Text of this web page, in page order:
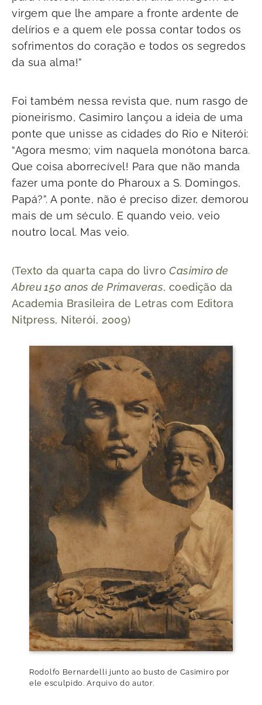
virgem que lhe ampare a fronte ardente de
delírios e a quem ele possa contar todos os
sofrimentos do coração e todos os segredos
da sua alma!”
Foi também nessa revista que, num rasgo de
pioneirismo, Casimiro lançou a ideia de uma
ponte que unisse as cidades do Rio e Niterói:
“Agora mesmo; vim naquela monótona barca.
Que coisa aborrecível! Para que não manda
fazer uma ponte do Pharoux a S. Domingos,
Papá?”. A ponte, não é preciso dizer, demorou
mais de um século. E quando veio, veio
noutro local. Mas veio.
(Texto da quarta capa do livroCasimiro de
Abreu 150 anos de Primaveras, coedição da
Academia Brasileira de Letras com Editora
Nitpress, Niterói, 2009)
Rodolfo Bernardelli junto ao busto de Casimiro por
ele esculpido. Arquivo do autor.